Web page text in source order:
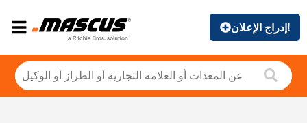
إدراج الإعلان!